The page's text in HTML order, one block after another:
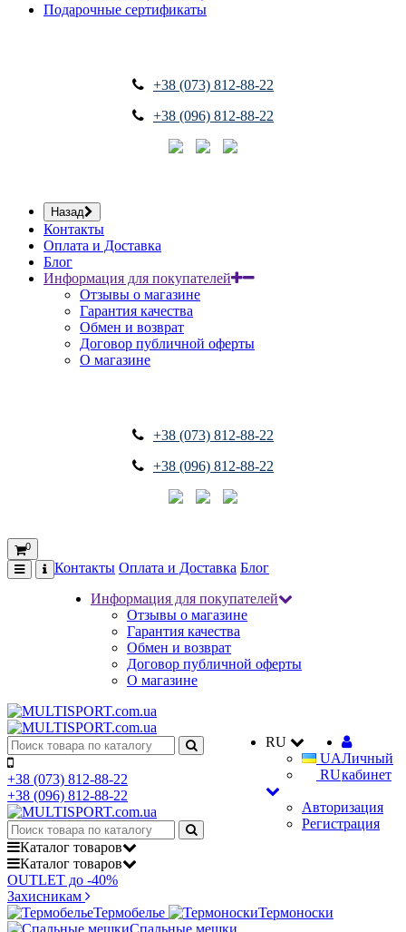
Подарочные сертификаты
+38 (073) 812-88-22
+38 (096) 812-88-22
Назад
Контакты
Оплата и Доставка
Блог
Информация для покупателей
Отзывы о магазине
Гарантия качества
Обмен и возврат
Договор публичной оферты
О магазине
+38 (073) 812-88-22
+38 (096) 812-88-22
0
Контакты Оплата и Доставка Блог
Информация для покупателей
Отзывы о магазине
Гарантия качества
Обмен и возврат
Договор публичной оферты
О магазине
RU
UA
RU
Личный
кабинет
Авторизация
Регистрация
+38 (073) 812-88-22
+38 (096) 812-88-22
Каталог товаров
Каталог товаров
OUTLET до -40%
Захисникам
Термобелье
Термоноски
Спальные мешки